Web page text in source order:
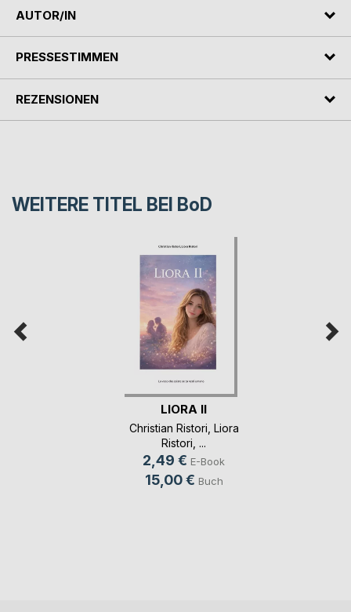
AUTOR/IN
PRESSESTIMMEN
REZENSIONEN
WEITERE TITEL BEI BoD
LIORA II
Christian Ristori Liora
Ristori , ...
2,49 € E-Book
15,00 € Buch